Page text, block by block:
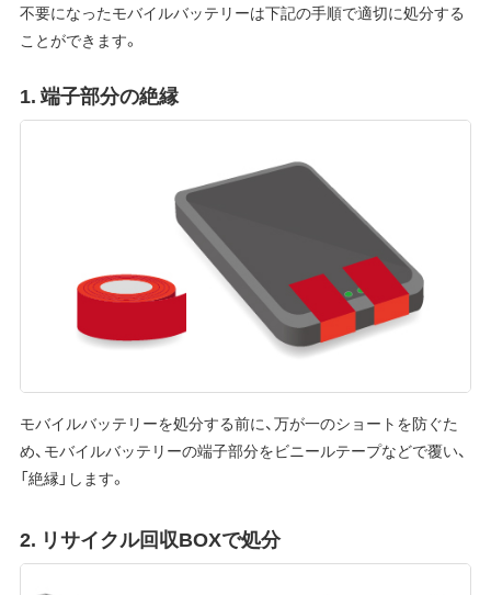
不要になったモバイルバッテリーは下記の手順で適切に処分する
ことができます。
1. 端子部分の絶縁
モバイルバッテリーを処分する前に、万が一のショートを防ぐた
め、モバイルバッテリーの端子部分をビニールテープなどで覆い、
「絶縁」します。
2. リサイクル回収BOXで処分